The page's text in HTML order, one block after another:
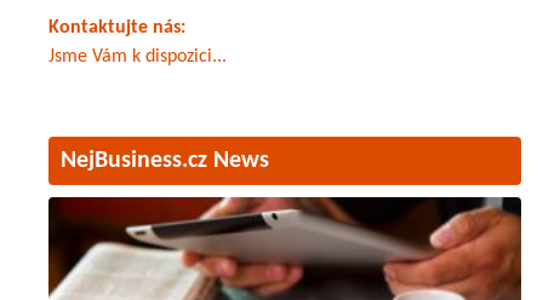
Kontaktujte nás:
Jsme Vám k dispozici...
NejBusiness.cz News